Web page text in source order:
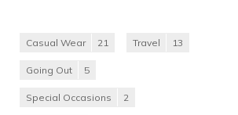
Casual Wear 21 Travel 13
Going Out 5
Special Occasions 2